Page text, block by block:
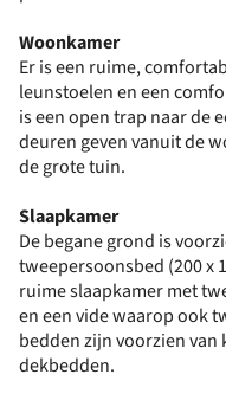
Woonkamer
Er is een ruime,
leunstoelen en een
is een open trap naar de
deuren geven vanuit de
de grote tuin.
Slaapkamer
De begane grond is
tweepersoonsbed (200 x
ruime slaapkamer met
en een vide waarop ook
bedden zijn voorzien van
dekbedden.